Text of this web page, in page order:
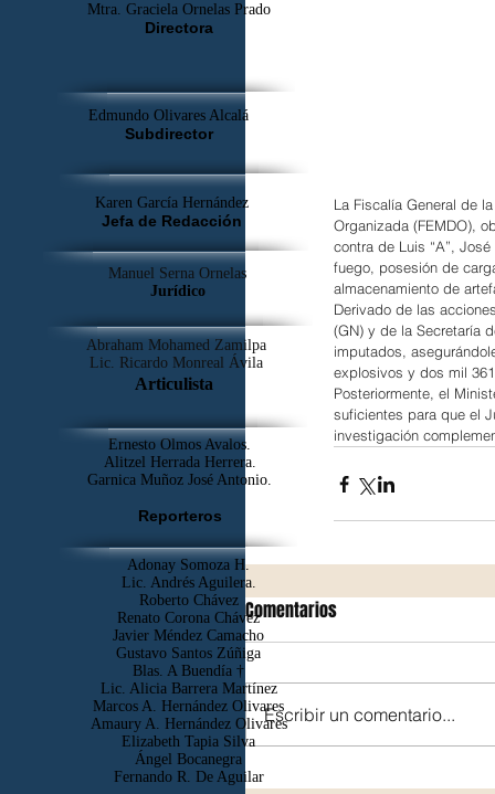
La Fiscalía General de
Organizada (FEMDO),
contra de Luis “A”,
fuego, posesión de
almacenamiento de
Derivado de las
(GN) y de la Secretaría
imputados,
explosivos y dos mil
Posteriormente, el
suficientes para que el
investigación
Comentarios
Escribir un comentario...
Mtra. Graciela Ornelas Prado
Directora
Edmundo Olivares Alcalá
Subdirector
Karen García Hernández
Jefa de Redacción
Manuel Serna Ornelas
Jurídico
Abraham Mohamed Zamilpa
Lic. Ricardo Monreal Ávila
Articulista
Ernesto Olmos Avalos.
Alitzel Herrada Herrera.
Garnica Muñoz José Antonio.
Reporteros
Adonay Somoza H.
Lic. Andrés Aguilera.
Roberto Chávez
Renato Corona Chávez
Javier Méndez Camacho
Gustavo Santos Zúñiga
Blas. A Buendía †
​Lic. Alicia Barrera Martínez
Marcos A. Hernández Olivares
Amaury A. Hernández Olivares
Elizabeth Tapia Silva
Ángel Bocanegra
Fernando R. De Aguilar